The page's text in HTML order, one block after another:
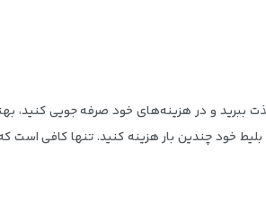
ببرید و در هزینه‌های خود صرفه جویی کنید،
خود چندین بار هزینه کنید. تنها کافی است